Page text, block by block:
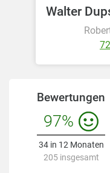
Bewertungen
97%
34 in 12 Monaten
205 insgesamt